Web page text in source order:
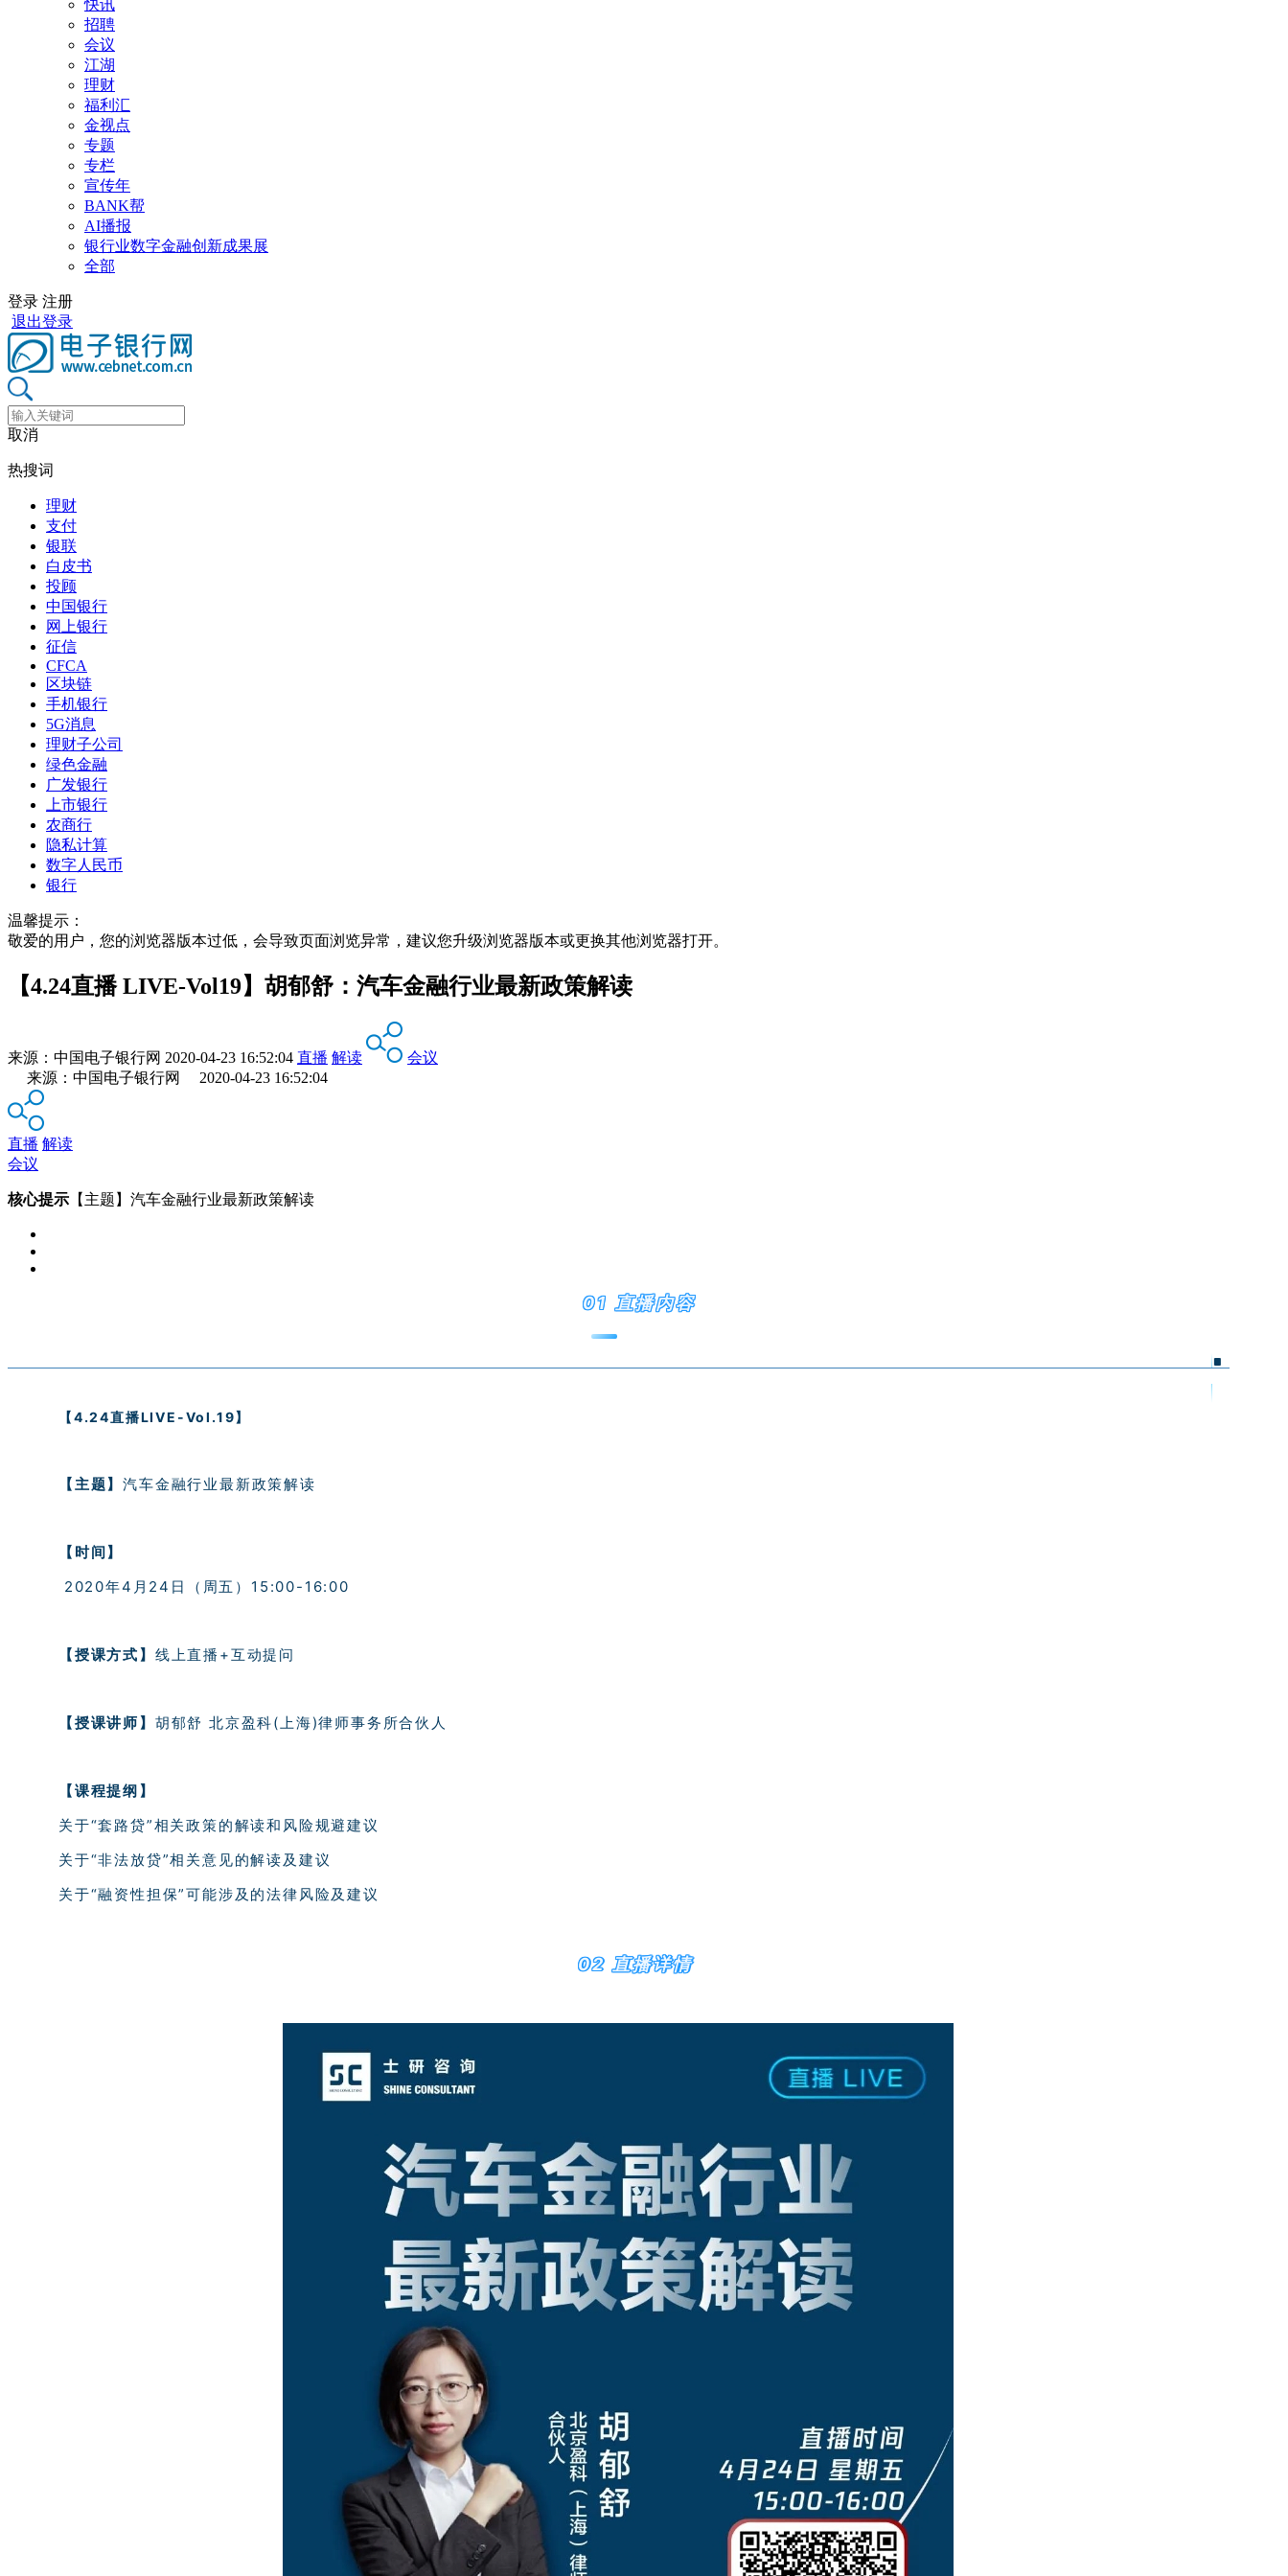
快讯
招聘
会议
江湖
理财
福利汇
金视点
专题
专栏
宣传年
BANK帮
AI播报
银行业数字金融创新成果展
全部
登录 注册
退出登录
取消
热搜词
理财
支付
银联
白皮书
投顾
中国银行
网上银行
征信
CFCA
区块链
手机银行
5G消息
理财子公司
绿色金融
广发银行
上市银行
农商行
隐私计算
数字人民币
银行
温馨提示：
敬爱的用户，您的浏览器版本过低，会导致页面浏览异常，建议您升级浏览器版本或更换其他浏览器打开。
【4.24直播 LIVE-Vol19】胡郁舒：汽车金融行业最新政策解读
来源： 中国电子银行网 2020-04-23 16:52:04 直播 解读
会议
来源：中国电子银行网 2020-04-23 16:52:04
直播 解读
会议
核心提示 【主题】汽车金融行业最新政策解读
01 直播内容
【4.24直播LIVE-Vol.19】
【主题】汽车金融行业最新政策解读
【时间】
2020年4月24日（周五）15:00-16:00
【授课方式】 线上直播+互动提问
【授课讲师】 胡郁舒北京盈科(上海)律师事务所合伙人
【课程提纲】
关于“套路贷”相关政策的解读和风险规避建议
关于“非法放贷”相关意见的解读及建议
关于“融资性担保”可能涉及的法律风险及建议
02 直播详情